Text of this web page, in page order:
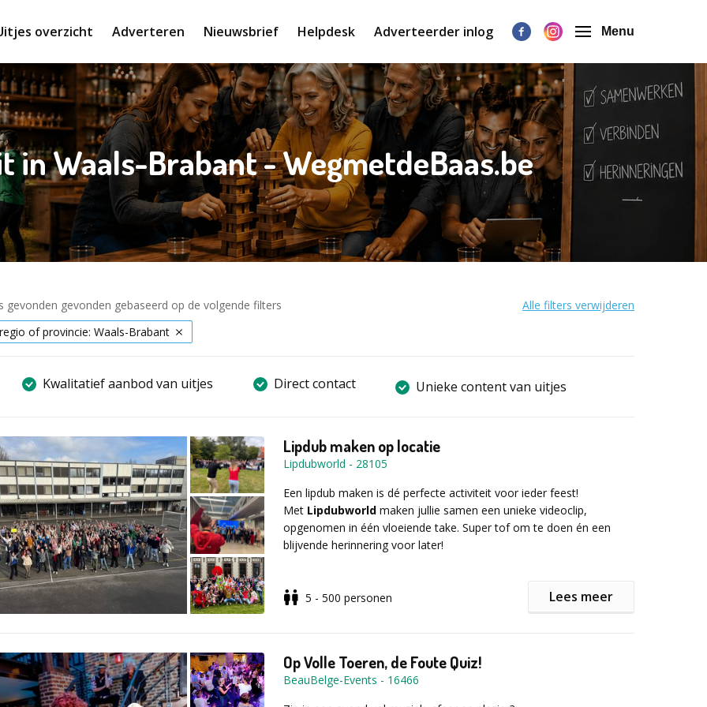
overzicht Adverteren Nieuwsbrief Helpdesk Adverteerder inlog Menu
in Waals-Brabant - WegmetdeBaas.be
gevonden gevonden gebaseerd op de volgende filters
Alle filters verwijderen
of provincie: Waals-Brabant
Kwalitatief aanbod van uitjes Direct contact Unieke content van uitjes
Lipdub maken op locatie
Lipdubworld - 28105
Een lipdub maken is dé perfecte activiteit voor ieder feest!
Met Lipdubworld maken jullie samen een unieke videoclip,
opgenomen in één vloeiende take. Super tof om te doen én een
blijvende herinnering voor later!
Hoe werkt het?
Kies jullie favoriete liedje
en een locatie: een park, strand, stad of
binnenruimte.
Onze professionele filmmaker
5 - 500 personen Lees meer
Op Volle Toeren, de Foute Quiz!
BeauBelge-Events - 16466